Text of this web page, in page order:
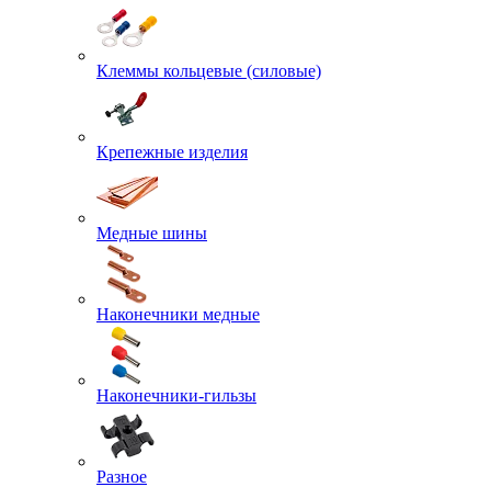
Клеммы кольцевые (силовые)
Крепежные изделия
Медные шины
Наконечники медные
Наконечники-гильзы
Разное